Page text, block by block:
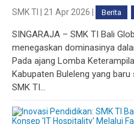
SMK TI | 21 Apr 2026 | Berita
SINGARAJA – SMK TI Bali
menegaskan dominasinya
Pada ajang Lomba
Kabupaten Buleleng yang
SMK TI...